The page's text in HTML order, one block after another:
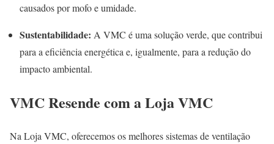
causados por mofo e umidade.
Sustentabilidade: A VMC é uma solução verde, que contribui
para a eficiência energética e, igualmente, para a redução do
impacto ambiental.
VMC Resende com a Loja VMC
Na Loja VMC, oferecemos os melhores sistemas de ventilação